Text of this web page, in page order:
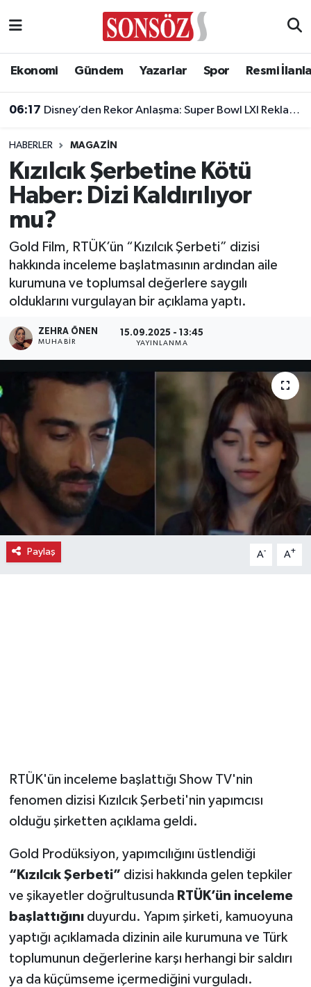
Ekonomi Gündem Yazarlar Spor Resmi
06:17 Disney’den Rekor Anlaşma: Super Bowl LXI Reklam Rekortmeni Oldu!
HABERLER MAGAZIN
Kızılcık Şerbetine Kötü
Haber: Dizi Kaldırılıyor
mu?
Gold Film, RTÜK’ün “Kızılcık Şerbeti” dizisi
hakkında inceleme başlatmasının ardından aile
kurumuna ve toplumsal değerlere saygılı
olduklarını vurgulayan bir açıklama yaptı.
ZEHRA ÖNEN
MUHABIR
15.09.2025 - 13:45
YAYINLANMA
Paylaş A- A+
RTÜK'ün inceleme başlattığı Show TV'nin
fenomen dizisi Kızılcık Şerbeti'nin yapımcısı
olduğu şirketten açıklama geldi.
Gold Prodüksiyon, yapımcılığını üstlendiği
“Kızılcık Şerbeti” dizisi hakkında gelen tepkiler
ve şikayetler doğrultusunda RTÜK’ün inceleme
başlattığınıduyurdu. Yapım şirketi, kamuoyuna
yaptığı açıklamada dizinin aile kurumuna ve Türk
toplumunun değerlerine karşı herhangi bir saldırı
ya da küçümseme içermediğini vurguladı.
Asayiş
Biyografi
Çevre
Diğer
Dünya
Eğitim
Ekonomi
Gündem
Gurme
Haber
İlçe Haberleri
Siyaset
Sonsöz Özel
Spor
Vasıta
Yaşam
Ankara Nöbetçi Eczaneler
Ankara Trafik Yoğunluk Haritası
Süper Lig Puan Durumu ve Fikstür
Tüm Manşetler
Son Dakika Haberleri
Haber Arşivi